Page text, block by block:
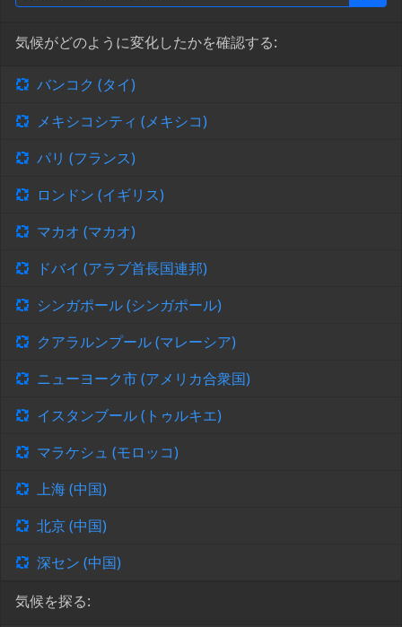
気候がどのように変化したかを確認する:
バンコク (タイ)
メキシコシティ (メキシコ)
パリ (フランス)
ロンドン (イギリス)
マカオ (マカオ)
ドバイ (アラブ首長国連邦)
シンガポール (シンガポール)
クアラルンプール (マレーシア)
ニューヨーク市 (アメリカ合衆国)
イスタンブール (トゥルキエ)
マラケシュ (モロッコ)
上海 (中国)
北京 (中国)
深セン (中国)
気候を探る: